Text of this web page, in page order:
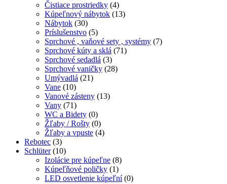
Čistiace prostriedky (4)
Kúpeľnový nábytok (13)
Nábytok (30)
Príslušenstvo (5)
Sprchové , vaňové sety , systémy (7)
Sprchové kúty a sklá (71)
Sprchové sedadlá (3)
Sprchové vaničky (28)
Umývadlá (21)
Vane (10)
Vanové zásteny (13)
Vany (71)
WC a Bidety (0)
Žľaby / Rošty (0)
Žľaby a vpuste (4)
Rebotec (3)
Schlüter (10)
Izolácie pre kúpeľne (8)
Kúpeľňové poličky (1)
LED osvetlenie kúpeľní (0)